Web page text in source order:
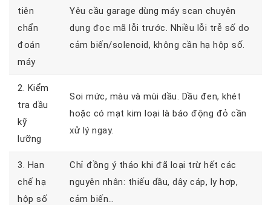
tiên
chẩn
đoán
máy
Yêu cầu garage dùng máy scan chuyên
dụng đọc mã lỗi trước. Nhiều lỗi trễ số do
cảm biến/solenoid, không cần hạ hộp số.
2. Kiểm
tra dầu
kỹ
lưỡng
Soi mức, màu và mùi dầu. Dầu đen, khét
hoặc có mạt kim loại là báo động đỏ cần
xử lý ngay.
3. Hạn
chế hạ
hộp số
Chỉ đồng ý tháo khi đã loại trừ hết các
nguyên nhân: thiếu dầu, dây cáp, ly hợp,
cảm biến…